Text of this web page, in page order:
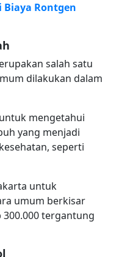
Biaya Rontgen
salah satu
dilakukan dalam
mengetahui
yang menjadi
seperti
untuk
umum berkisar
300.000 tergantung